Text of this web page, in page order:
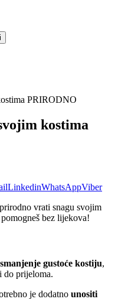
PRIRODNO
kostima
LinkedinWhatsAppViber
vrati snagu svojim
bez lijekova!
gustoće kostiju,
do prijeloma.
je dodatno unositi